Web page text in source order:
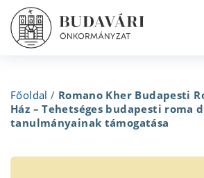
Főoldal / Romano Kher Budapesti
Ház – Tehetséges budapesti roma
tanulmányainak támogatása